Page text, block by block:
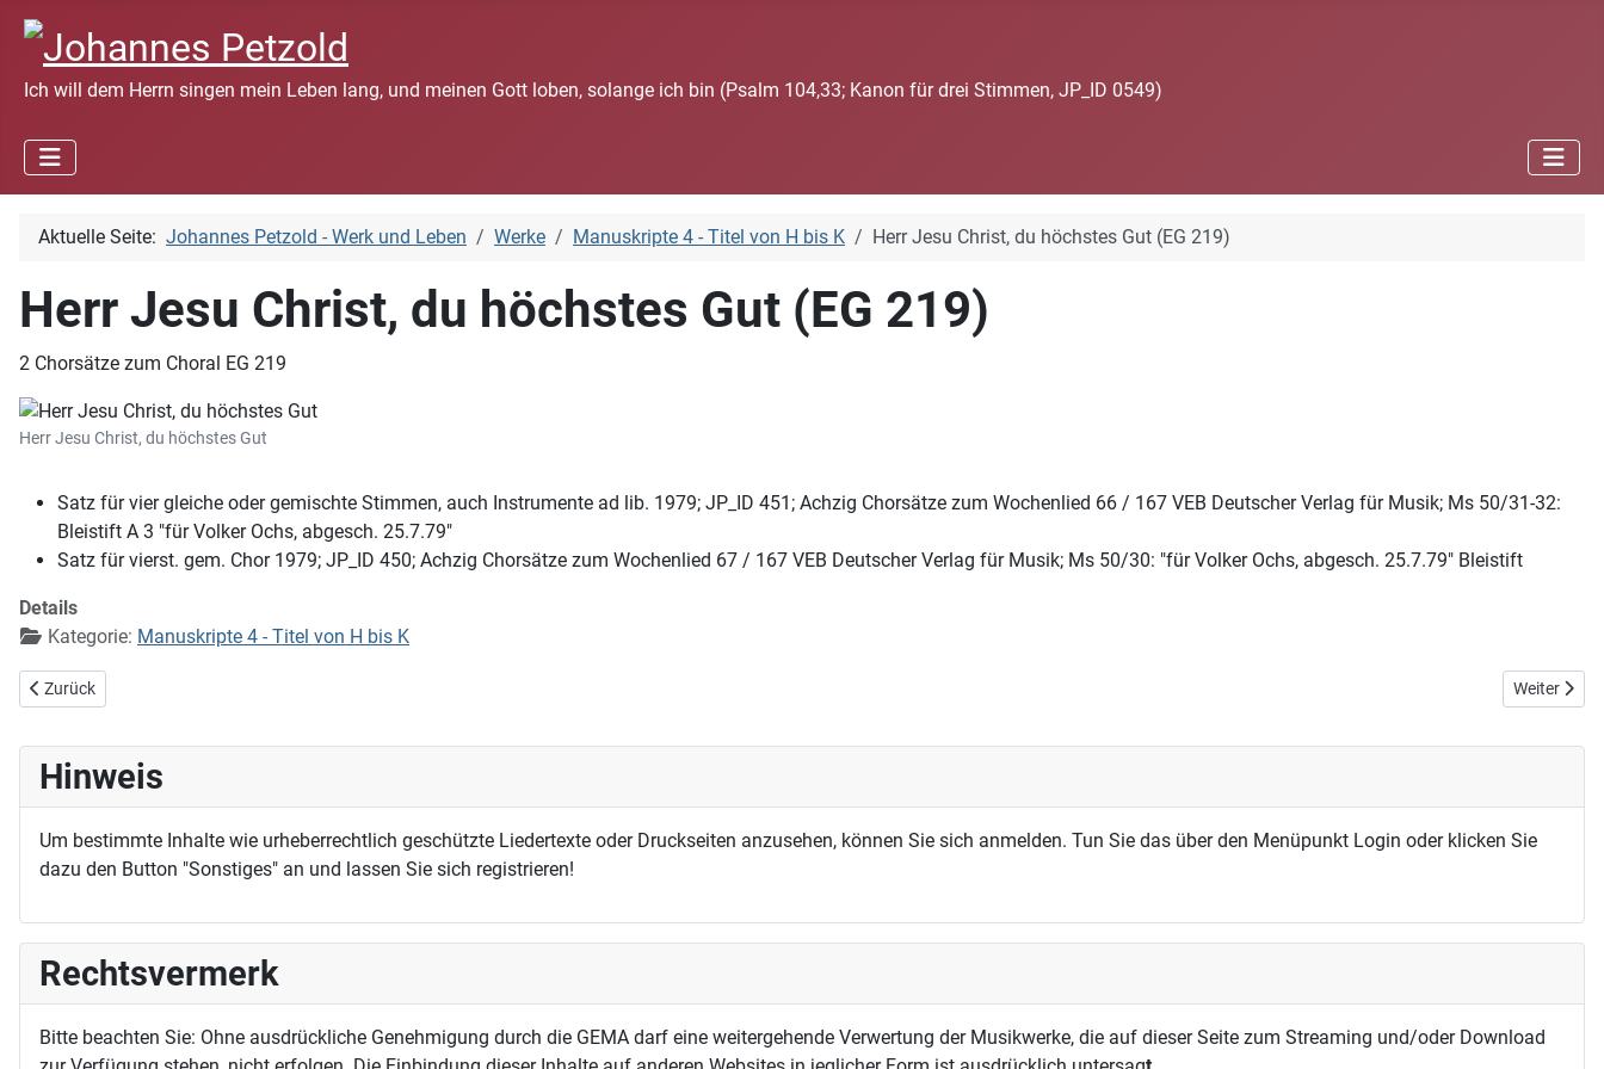
Ich will dem Herrn singen mein Leben lang, und meinen Gott loben, solange ich bin (Psalm 104,33; Kanon für drei Stimmen, JP_ID 0549)
Aktuelle Seite: Johannes Petzold - Werk und Leben Werke Manuskripte 4 - Titel von H bis K Herr Jesu Christ, du höchstes Gut (EG 219)
Herr Jesu Christ, du höchstes Gut (EG 219)
2 Chorsätze zum Choral EG 219
Herr Jesu Christ, du höchstes Gut
Satz für vier gleiche oder gemischte Stimmen, auch Instrumente ad lib. 1979; JP_ID 451; Achzig Chorsätze zum Wochenlied 66 / 167 VEB Deutscher Verlag für Musik; Ms 50/31-32:
Bleistift A 3 "für Volker Ochs, abgesch. 25.7.79"
Satz für vierst. gem. Chor 1979; JP_ID 450; Achzig Chorsätze zum Wochenlied 67 / 167 VEB Deutscher Verlag für Musik; Ms 50/30: "für Volker Ochs, abgesch. 25.7.79" Bleistift
Details
Kategorie: Manuskripte 4 - Titel von H bis K
Vorheriger Beitrag: Herr Jesu Christ, du bist vom Vater gegangen
Zurück Nächster
Weiter
Hinweis
Um bestimmte Inhalte wie urheberrechtlich geschützte Liedertexte oder Druckseiten anzusehen, können Sie sich anmelden. Tun Sie das über den Menüpunkt Login oder klicken Sie
dazu den Button "Sonstiges" an und lassen Sie sich registrieren!
Rechtsvermerk
Bitte beachten Sie: Ohne ausdrückliche Genehmigung durch die GEMA darf eine weitergehende Verwertung der Musikwerke, die auf dieser Seite zum Streaming und/oder Download